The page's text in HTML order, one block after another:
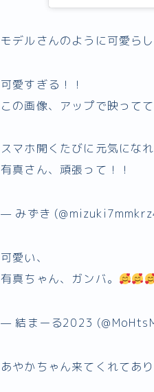
モデルさんのように可愛ら
可愛すぎる！！
この画像、アップで映って
スマホ開くたびに元気にな
有真さん、頑張って！！
— みずき
可愛い、
有真ちゃん、ガンバ。
— 結まーる2023
あやかちゃん来てくれてあ